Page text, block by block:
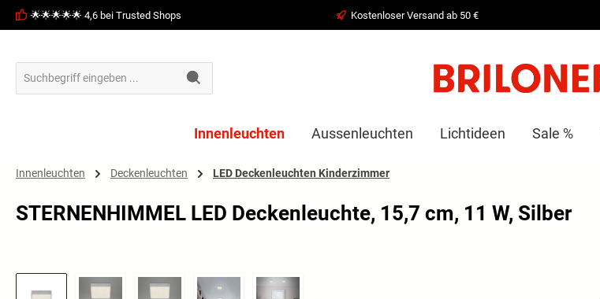
Zur Hauptnavigation springen
🌟🌟🌟🌟🌟 4,6 bei Trusted Shops Kostenloser Versand ab 50 €
Innenleuchten Aussenleuchten Lichtideen Sale %
Innenleuchten Deckenleuchten LED Deckenleuchten Kinderzimmer
STERNENHIMMEL LED Deckenleuchte, 15,7 cm, 11 W, Silber
Bildergalerie überspringen